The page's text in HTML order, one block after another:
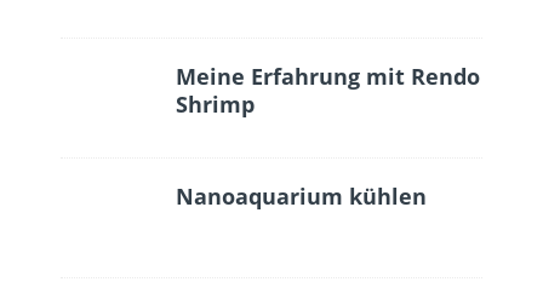
Meine Erfahrung mit Rendo
Shrimp
Nanoaquarium kühlen